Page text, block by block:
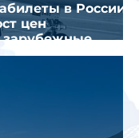
в России